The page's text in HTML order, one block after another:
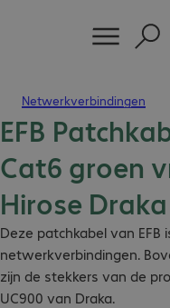
Netwerkverbindingen
EFB
Cat6 groen
Hirose
Deze patchkabel van
netwerkverbindingen.
zijn de stekkers van de
UC900 van Draka.